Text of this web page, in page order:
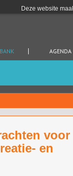
Deze website
AGENDA
voor
en